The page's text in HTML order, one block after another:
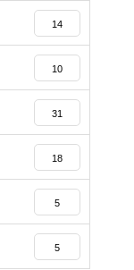
14
10
31
18
5
5